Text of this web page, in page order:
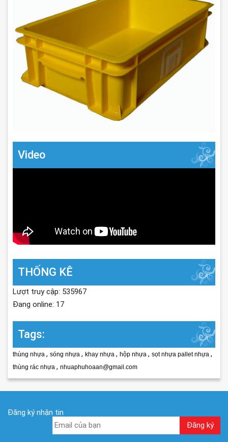
Video
THỐNG KÊ
Lượt truy cập: 535967
Đang online: 17
Tags:
thùng nhựa , sóng nhựa , khay nhựa , hộp nhựa , sọt nhựa pallet nhựa ,
thùng rác nhựa , nhuaphuhoaan@gmail.com
Đăng ký nhận tin